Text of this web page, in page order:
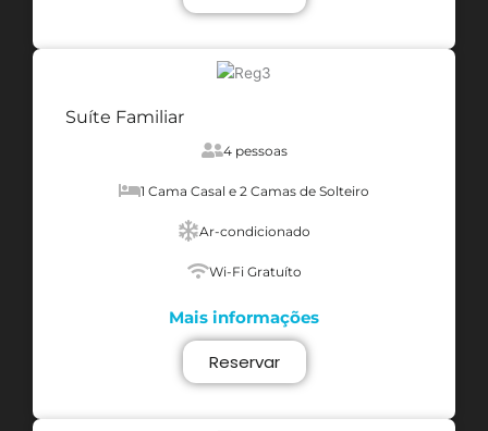
Suíte Familiar
4 pessoas
1 Cama Casal e 2 Camas de Solteiro
Ar-condicionado
Wi-Fi Gratuíto
Mais informações
Reservar